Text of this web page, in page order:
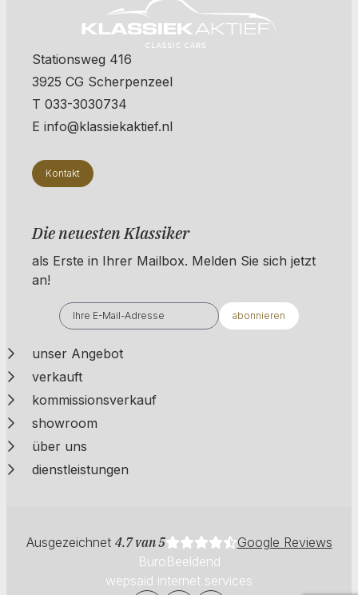
Stationsweg 416
3925 CG Scherpenzeel
T 033-3030734
E info@klassiekaktief.nl
Kontakt
Die neuesten Klassiker
als Erste in Ihrer Mailbox. ​​​​​​Melden Sie sich jetzt
an!
abonnieren
unser Angebot
verkauft
kommissionsverkauf
showroom
über uns
dienstleistungen
Ausgezeichnet 4.7 van 5
Google Reviews
BuroBeeldend
wepsaid internet services